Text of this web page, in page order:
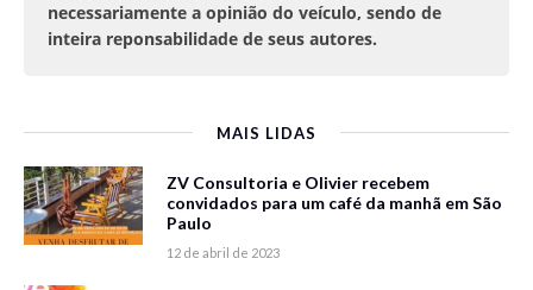
necessariamente a opinião do veículo, sendo de
inteira reponsabilidade de seus autores.
MAIS LIDAS
ZV Consultoria e Olivier recebem
convidados para um café da manhã em São
Paulo
12 de abril de 2023